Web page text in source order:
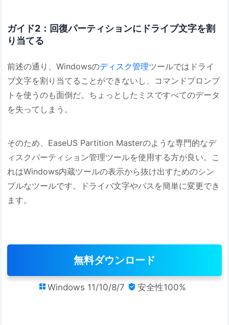
ガイド2：回復パーティションにドライブ文字を割
り当てる
前述の通り、Windowsのディスク管理ツールではドライ
ブ文字を割り当てることができないし、コマンドプロンプ
トを使うのも面倒だ。ちょっとしたミスですべてのデータ
を失ってしまう。
そのため、EaseUS Partition Masterのような専門的なデ
ィスクパーティション管理ツールを使用する方が良い。こ
れはWindows内蔵ツールの表示から抜け出すためのシン
プルなツールです。ドライバ文字やパスを簡単に変更でき
ます。
無料ダウンロード
 Windows 11/10/8/7  安全性100%